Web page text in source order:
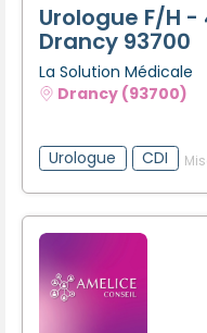
Urologue F/H -
Drancy 93700
La Solution Médicale
Drancy (93700)
Urologue CDI